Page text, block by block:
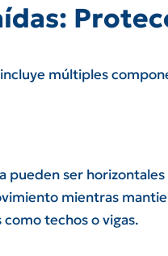
múltiples
pueden ser
mientras
techos o vigas.